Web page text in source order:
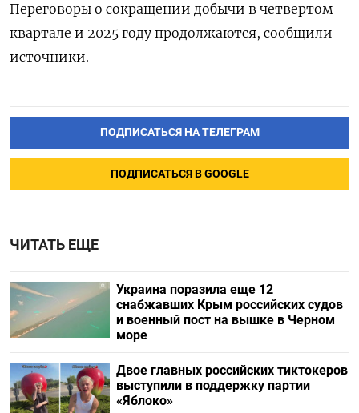
Переговоры о сокращении добычи в четвертом
квартале и 2025 году продолжаются, сообщили
источники.
ПОДПИСАТЬСЯ НА ТЕЛЕГРАМ
ПОДПИСАТЬСЯ В GOOGLE
ЧИТАТЬ ЕЩЕ
Украина поразила еще 12
снабжавших Крым российских судов
и военный пост на вышке в Черном
море
Двое главных российских тиктокеров
выступили в поддержку партии
«Яблоко»